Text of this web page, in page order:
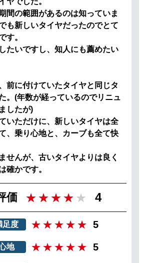
間の範囲があるのは知っていま
も新しいタイヤだったのでとて
す。
たいですし、知人にも薦めたい
前に付けていたタイヤと同じタ
。(年数が経っているのでリニュ
したが)
いただけに、新しいタイヤは全
、乗り心地と、カーブも全て快
せんが、古いタイヤよりは良く
確かです。
価 4
足度 5
地 5